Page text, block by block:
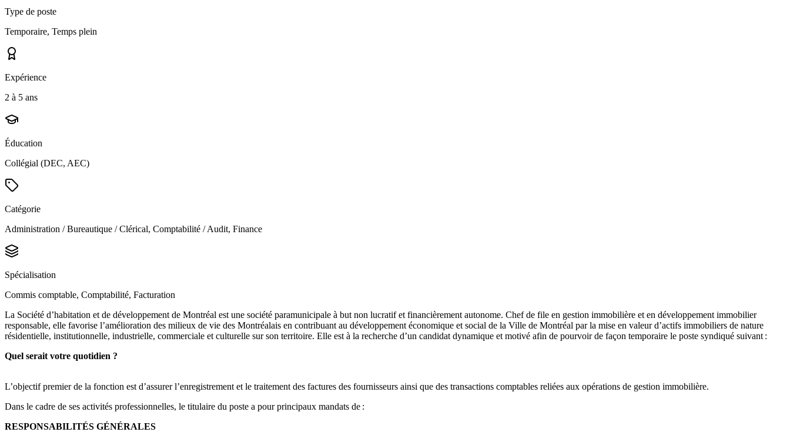
Type de poste
Temporaire, Temps plein
Expérience
2 à 5 ans
Éducation
Collégial (DEC, AEC)
Catégorie
Administration / Bureautique / Clérical, Comptabilité / Audit, Finance
Spécialisation
Commis comptable, Comptabilité, Facturation
La Société d’habitation et de développement de Montréal est une société paramunicipale à but non lucratif et financièrement autonome. Chef de file en gestion immobilière et en développement immobilier
responsable, elle favorise l’amélioration des milieux de vie des Montréalais en contribuant au développement économique et social de la Ville de Montréal par la mise en valeur d’actifs immobiliers de nature
résidentielle, institutionnelle, industrielle, commerciale et culturelle sur son territoire. Elle est à la recherche d’un candidat dynamique et motivé afin de pourvoir de façon temporaire le poste syndiqué suivant :
Quel serait votre quotidien ?
L’objectif premier de la fonction est d’assurer l’enregistrement et le traitement des factures des fournisseurs ainsi que des transactions comptables reliées aux opérations de gestion immobilière.
Dans le cadre de ses activités professionnelles, le titulaire du poste a pour principaux mandats de :
RESPONSABILITÉS GÉNÉRALES